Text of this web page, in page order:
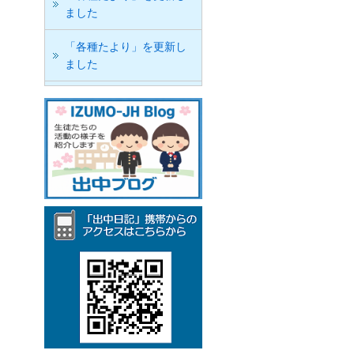
ました
「各種たより」を更新し
ました